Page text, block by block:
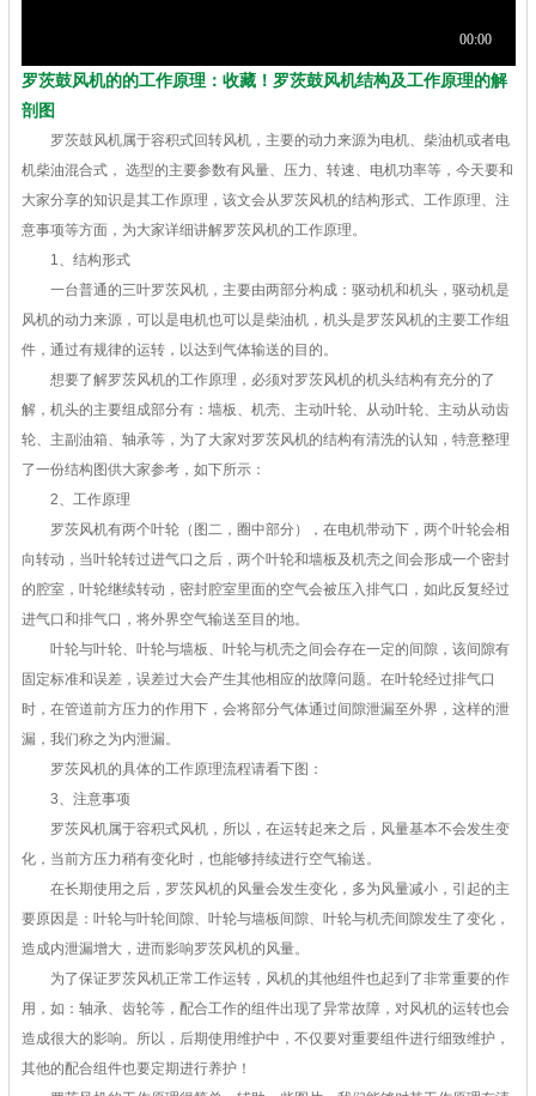
罗茨鼓风机的的工作原理：收藏！罗茨鼓风机结构及工作原理的解
剖图
罗茨鼓风机属于容积式回转风机，主要的动力来源为电机、柴油机或者电
机柴油混合式， 选型的主要参数有风量、压力、转速、电机功率等，今天要和
大家分享的知识是其工作原理，该文会从罗茨风机的结构形式、工作原理、注
意事项等方面，为大家详细讲解罗茨风机的工作原理。
1、结构形式
一台普通的三叶罗茨风机，主要由两部分构成：驱动机和机头，驱动机是
风机的动力来源，可以是电机也可以是柴油机，机头是罗茨风机的主要工作组
件，通过有规律的运转，以达到气体输送的目的。
想要了解罗茨风机的工作原理，必须对罗茨风机的机头结构有充分的了
解，机头的主要组成部分有：墙板、机壳、主动叶轮、从动叶轮、主动从动齿
轮、主副油箱、轴承等，为了大家对罗茨风机的结构有清洗的认知，特意整理
了一份结构图供大家参考，如下所示：
2、工作原理
罗茨风机有两个叶轮（图二，圈中部分），在电机带动下，两个叶轮会相
向转动，当叶轮转过进气口之后，两个叶轮和墙板及机壳之间会形成一个密封
的腔室，叶轮继续转动，密封腔室里面的空气会被压入排气口，如此反复经过
进气口和排气口，将外界空气输送至目的地。
叶轮与叶轮、叶轮与墙板、叶轮与机壳之间会存在一定的间隙，该间隙有
固定标准和误差，误差过大会产生其他相应的故障问题。在叶轮经过排气口
时，在管道前方压力的作用下，会将部分气体通过间隙泄漏至外界，这样的泄
漏，我们称之为内泄漏。
罗茨风机的具体的工作原理流程请看下图：
3、注意事项
罗茨风机属于容积式风机，所以，在运转起来之后，风量基本不会发生变
化，当前方压力稍有变化时，也能够持续进行空气输送。
在长期使用之后，罗茨风机的风量会发生变化，多为风量减小，引起的主
要原因是：叶轮与叶轮间隙、叶轮与墙板间隙、叶轮与机壳间隙发生了变化，
造成内泄漏增大，进而影响罗茨风机的风量。
为了保证罗茨风机正常工作运转，风机的其他组件也起到了非常重要的作
用，如：轴承、齿轮等，配合工作的组件出现了异常故障，对风机的运转也会
造成很大的影响。所以，后期使用维护中，不仅要对重要组件进行细致维护，
其他的配合组件也要定期进行养护！